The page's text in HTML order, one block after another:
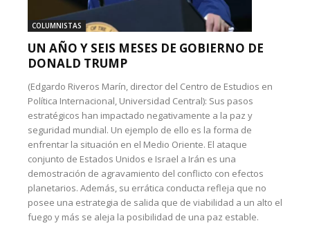
COLUMNISTAS
UN AÑO Y SEIS MESES DE GOBIERNO DE
DONALD TRUMP
(Edgardo Riveros Marín, director del Centro de Estudios en
Política Internacional, Universidad Central): Sus pasos
estratégicos han impactado negativamente a la paz y
seguridad mundial. Un ejemplo de ello es la forma de
enfrentar la situación en el Medio Oriente. El ataque
conjunto de Estados Unidos e Israel a Irán es una
demostración de agravamiento del conflicto con efectos
planetarios. Además, su errática conducta refleja que no
posee una estrategia de salida que de viabilidad a un alto el
fuego y más se aleja la posibilidad de una paz estable.